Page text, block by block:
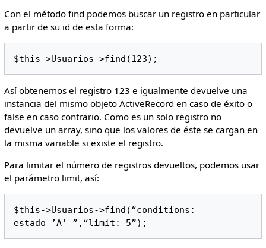
Con el método find podemos buscar un registro en particular
a partir de su id de esta forma:
$this->Usuarios->find(123);
Así obtenemos el registro 123 e igualmente devuelve una
instancia del mismo objeto ActiveRecord en caso de éxito o
false en caso contrario. Como es un solo registro no
devuelve un array, sino que los valores de éste se cargan en
la misma variable si existe el registro.
Para limitar el número de registros devueltos, podemos usar
el parámetro limit, así:
$this->Usuarios->find(“conditions:
estado=’A’ ”,“limit: 5”);